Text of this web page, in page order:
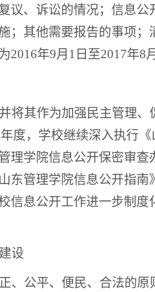
议、诉讼的情况；信息公
；其他需要报告的事项；
年9月1日至2017年8月
将其作为加强民主管理、
度，学校继续深入执行《
理学院信息公开保密审查
东管理学院信息公开指南
信息公开工作进一步制度
设
、公平、便民、合法的原